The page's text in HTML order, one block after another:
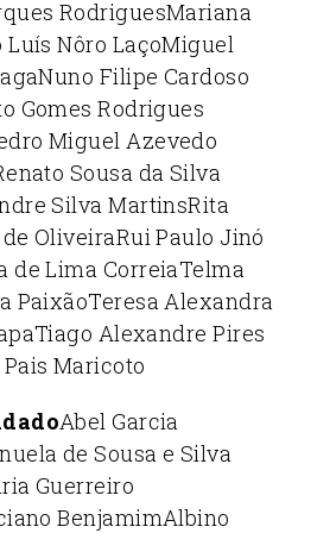
RodriguesMariana
Luís Nôro LaçoMiguel
Nuno Filipe Cardoso
Gomes Rodrigues
Miguel Azevedo
Sousa da Silva
Silva MartinsRita
OliveiraRui Paulo Jinó
de Lima CorreiaTelma
PaixãoTeresa Alexandra
Tiago Alexandre Pires
Maricoto
Abel Garcia
de Sousa e Silva
Guerreiro
BenjamimAlbino